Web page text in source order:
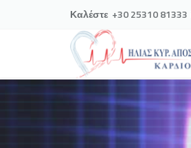
Καλέστε +30 25310 81333